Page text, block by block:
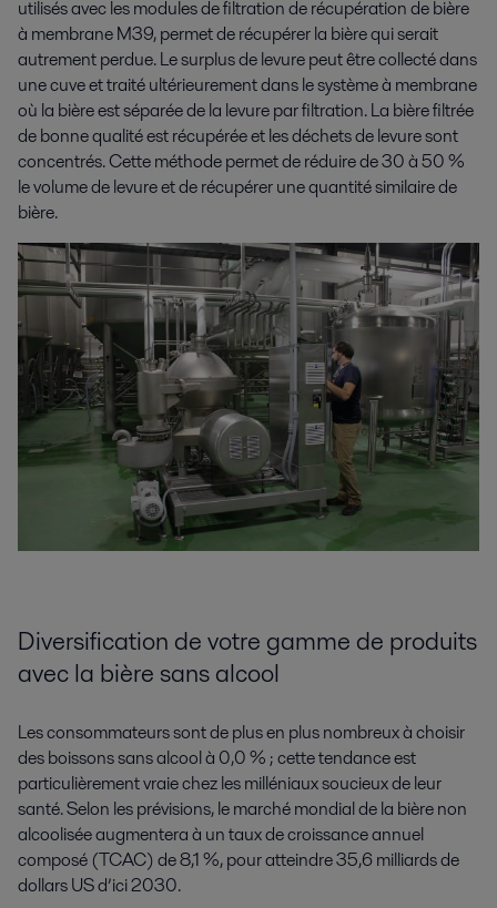
utilisés avec les modules de filtration de récupération de bière
à membrane M39, permet de récupérer la bière qui serait
autrement perdue. Le surplus de levure peut être collecté dans
une cuve et traité ultérieurement dans le système à membrane
où la bière est séparée de la levure par filtration. La bière filtrée
de bonne qualité est récupérée et les déchets de levure sont
concentrés. Cette méthode permet de réduire de 30 à 50 %
le volume de levure et de récupérer une quantité similaire de
bière.
Diversification de votre gamme de produits
avec la bière sans alcool
Les consommateurs sont de plus en plus nombreux à choisir
des boissons sans alcool à 0,0 % ; cette tendance est
particulièrement vraie chez les milléniaux soucieux de leur
santé. Selon les prévisions, le marché mondial de la bière non
alcoolisée augmentera à un taux de croissance annuel
composé (TCAC) de 8,1 %, pour atteindre 35,6 milliards de
dollars US d’ici 2030.